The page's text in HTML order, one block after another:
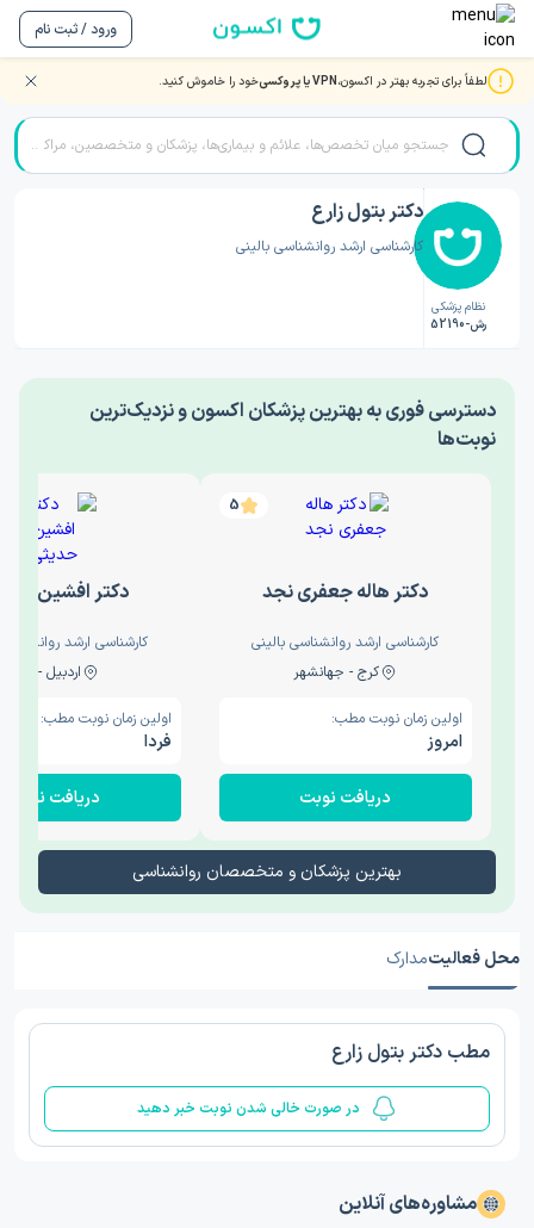
ورود / ثبت نام
لطفاً برای تجربه بهتر در اکسون،VPN یا پروکسی خود را خاموش کنید. صفحه اصلی/دکتر روانشناسی/دکتر بتول زارع
نظام پزشکی
رش-52190
دکتر بتول زارع
کارشناسی ارشد روانشناسی بالینی
‎دسترسی فوری به بهترین پزشکان اکسون و نزدیک‌ترین
نوبت‌ها
5
دکتر هاله جعفری نجد
کارشناسی ارشد روانشناسی بالینی
کرج - جهانشهر
اولین زمان نوبت مطب:
امروز
دریافت نوبت
دکتر افشین
کارشناسی ارشد
اردبیل - والی
اولین زمان نوبت مطب:
فردا
دریافت نوبت
بهترین پزشکان و متخصصان روانشناسی
محل فعالیتمدارک
مطب دکتر بتول زارع
در صورت خالی شدن نوبت خبر دهید
مشاوره‌های آنلاین